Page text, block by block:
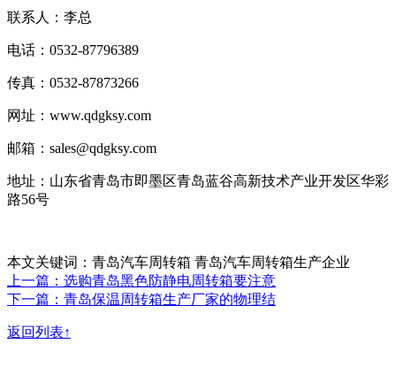
联系人：李总
电话：0532-87796389
传真：0532-87873266
网址：www.qdgksy.com
邮箱：sales@qdgksy.com
地址：山东省青岛市即墨区青岛蓝谷高新技术产业开发区华彩
路56号
本文关键词：青岛汽车周转箱 青岛汽车周转箱生产企业
上一篇：选购青岛黑色防静电周转箱要注意
下一篇：青岛保温周转箱生产厂家的物理结
返回列表↑